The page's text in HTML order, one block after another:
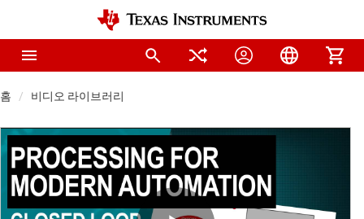
홈 비디오 라이브러리